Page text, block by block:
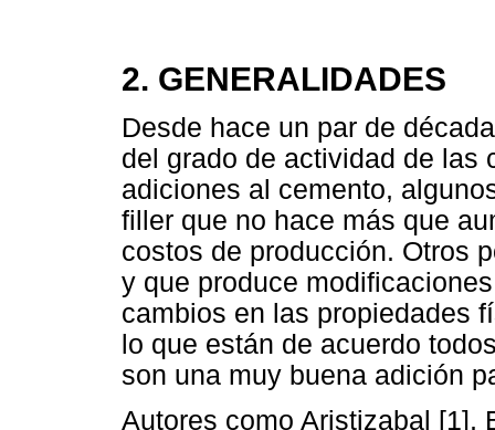
2. GENERALIDADES
Desde hace un par de
del grado de actividad de las
adiciones al cemento,
filler que no hace más que
costos de producción. Otros
y que produce
cambios en las propiedades
lo que están de acuerdo
son una muy buena adición
Autores como Aristizabal [1],